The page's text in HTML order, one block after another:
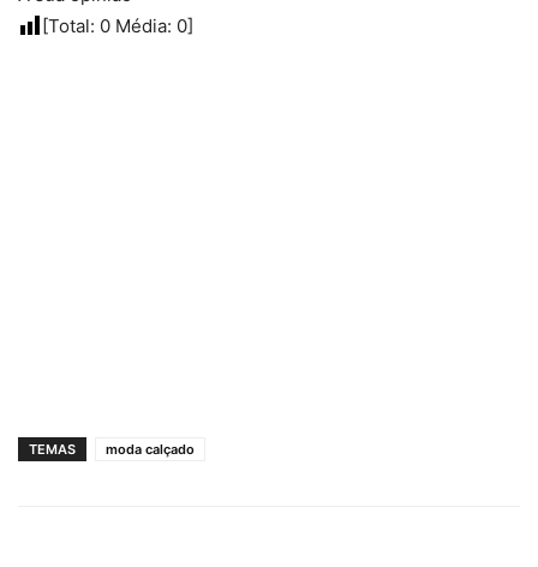
[Total: 0 Média: 0]
TEMAS moda calçado